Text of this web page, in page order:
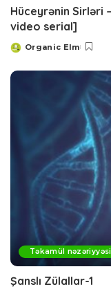
Hüceyrənin Sirləri
video serial]
Posted
Organic Elm
Təkamül nəzəriyyəsi
Şanslı Zülallar-1